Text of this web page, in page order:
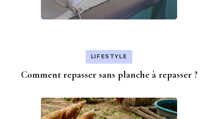
LIFESTYLE
Comment repasser sans planche à repasser ?